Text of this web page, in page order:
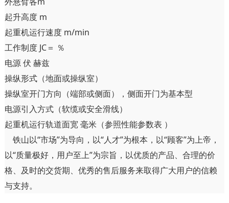
起升高度 m
起重机运行速度 m/min
工作制度 JC＝ ％
电源 伏 赫兹
操纵形式（地面或操纵室）
操纵室开门方向（端部或侧面），侧面开门为基本型
电源引入方式（软缆或安全滑线）
起重机运行轨道面宽 毫米（参照性能参数表 ）
铁山以“市场”为导向，以“人才”为根本，以“顾客”为上帝，
以“质量极好，用户至上”为宗旨，以优质的产品、合理的价
格、及时的交货期、优秀的售后服务来取得广大用户的信赖
与支持。